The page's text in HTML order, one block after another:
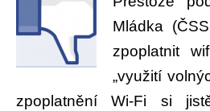
Mládka
zpoplatnit
„využití
zpoplatnění Wi-Fi si